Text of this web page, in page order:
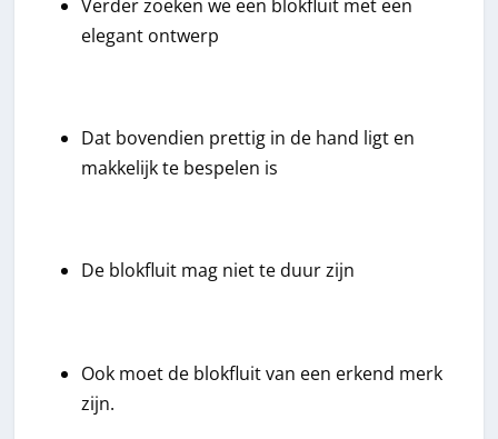
Verder zoeken we een blokfluit met een
elegant ontwerp
Dat bovendien prettig in de hand ligt en
makkelijk te bespelen is
De blokfluit mag niet te duur zijn
Ook moet de blokfluit van een erkend merk
zijn.